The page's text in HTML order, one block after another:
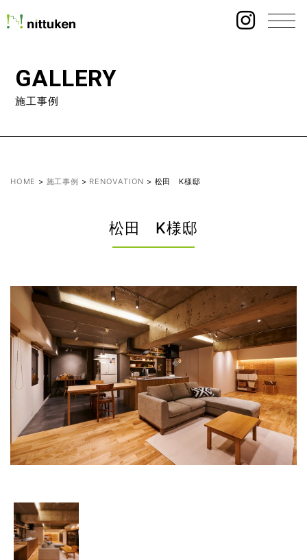
GALLERY
施工事例
HOME > 施工事例 > RENOVATION > 松田 K様邸
松田 K様邸